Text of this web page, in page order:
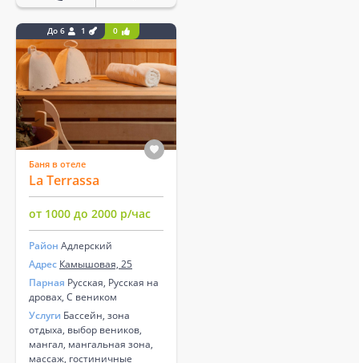
До 6 1 0
Баня в отеле
La Terrassa
от 1000 до 2000 р/час
Район Адлерский
Адрес Камышовая, 25
Парная Русская, Русская на
дровах, С веником
Услуги Бассейн, зона
отдыха, выбор веников,
мангал, мангальная зона,
массаж, гостиничные